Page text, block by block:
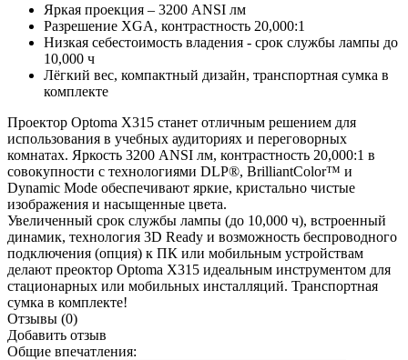
Яркая проекция – 3200 ANSI лм
Разрешение XGA, контрастность 20,000:1
Низкая себестоимость владения - срок службы лампы до
10,000 ч
Лёгкий вес, компактный дизайн, транспортная сумка в
комплекте
Проектор Optoma X315 станет отличным решением для
использования в учебных аудиториях и переговорных
комнатах. Яркость 3200 ANSI лм, контрастность 20,000:1 в
совокупности с технологиями DLP®, BrilliantColor™ и
Dynamic Mode обеспечивают яркие, кристально чистые
изображения и насыщенные цвета.
Увеличенный срок службы лампы (до 10,000 ч), встроенный
динамик, технология 3D Ready и возможность беспроводного
подключения (опция) к ПК или мобильным устройствам
делают преоктор Optoma X315 идеальным инструментом для
стационарных или мобильных инсталляций. Транспортная
сумка в комплекте!
Отзывы (0)
Добавить отзыв
Общие впечатления: